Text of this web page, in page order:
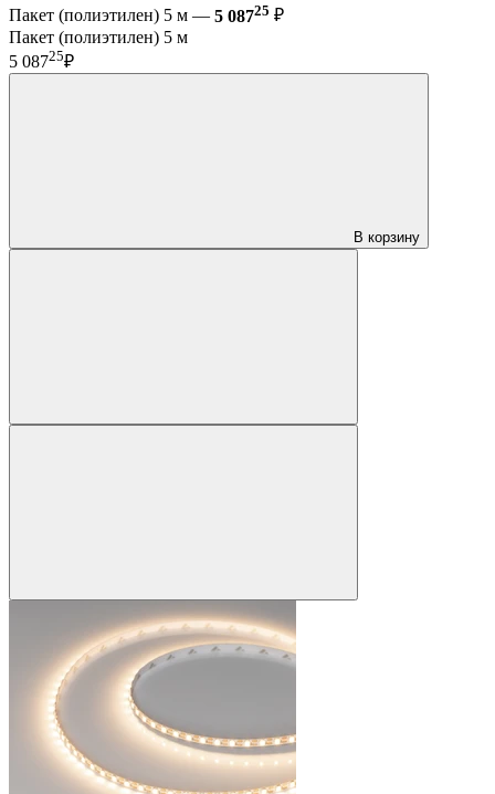
Пакет (полиэтилен) 5 м — 5 08725 ₽
Пакет (полиэтилен) 5 м
5 08725₽
В корзину